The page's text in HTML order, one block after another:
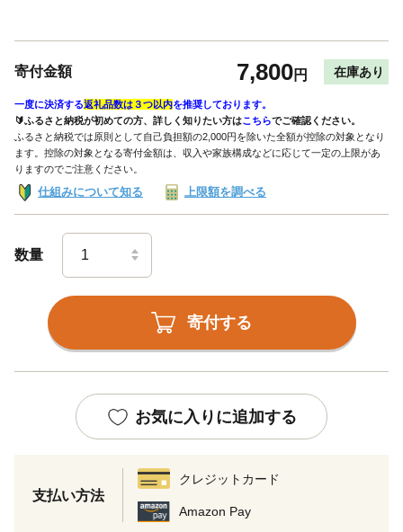
寄付金額 7,800円 在庫あり
一度に決済する返礼品数は３つ以内を推奨しております。
🔰ふるさと納税が初めての方、詳しく知りたい方はこちらでご確認ください。
ふるさと納税では原則として自己負担額の2,000円を除いた全額が控除の対象となり
ます。控除の対象となる寄付金額は、収入や家族構成などに応じて一定の上限があ
りますのでご注意ください。
仕組みについて知る 上限額を調べる
数量
寄付する
お気に入りに追加する
支払い方法
クレジットカード
Amazon Pay